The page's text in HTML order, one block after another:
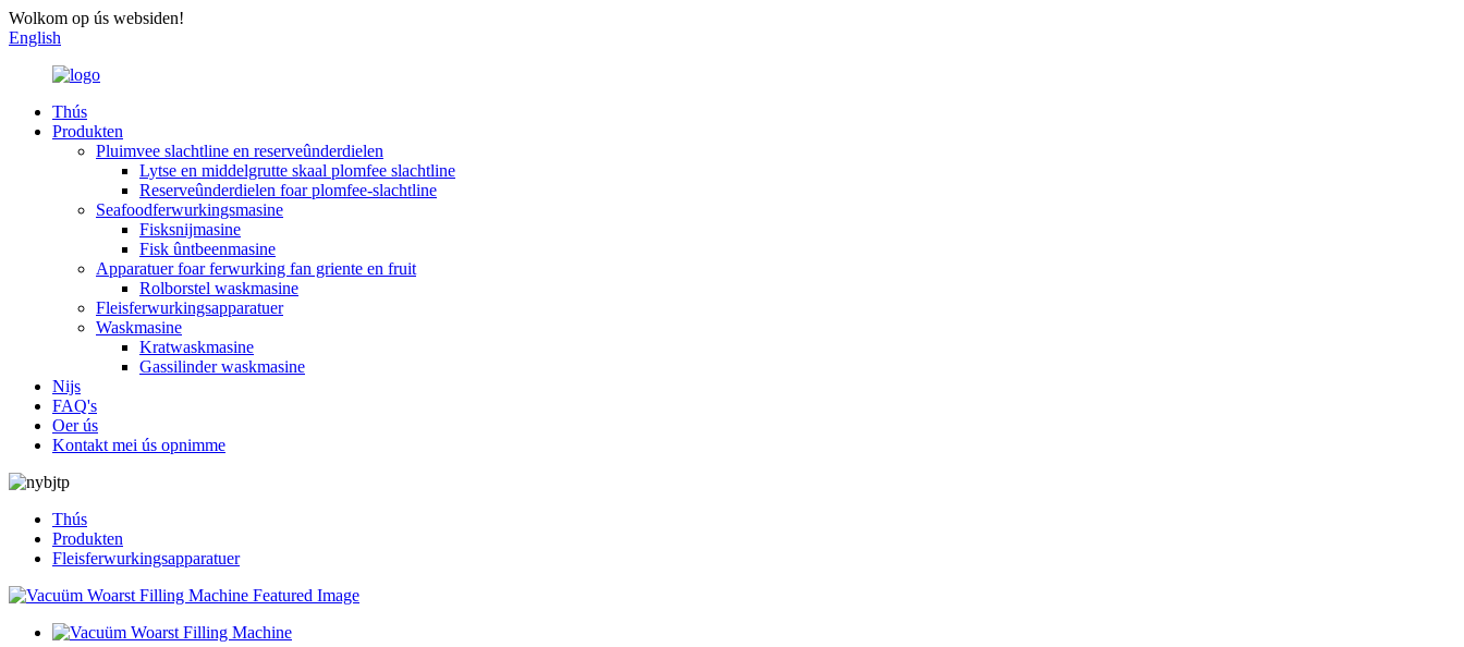
Wolkom op ús websiden!
English
Thús
Produkten
Pluimvee slachtline en reserveûnderdielen
Lytse en middelgrutte skaal plomfee slachtline
Reserveûnderdielen foar plomfee-slachtline
Seafoodferwurkingsmasine
Fisksnijmasine
Fisk ûntbeenmasine
Apparatuer foar ferwurking fan griente en fruit
Rolborstel waskmasine
Fleisferwurkingsapparatuer
Waskmasine
Kratwaskmasine
Gassilinder waskmasine
Nijs
FAQ's
Oer ús
Kontakt mei ús opnimme
Thús
Produkten
Fleisferwurkingsapparatuer